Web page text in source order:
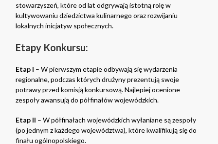
stowarzyszeń, które od lat odgrywają istotną rolę w
kultywowaniu dziedzictwa kulinarnego oraz rozwijaniu
lokalnych inicjatyw społecznych.
Etapy Konkursu:
Etap I – W pierwszym etapie odbywają się wydarzenia
regionalne, podczas których drużyny prezentują swoje
potrawy przed komisją konkursową. Najlepiej ocenione
zespoły awansują do półfinałów wojewódzkich.
Etap II – W półfinałach wojewódzkich wyłaniane są zespoły
(po jednym z każdego województwa), które kwalifikują się do
finału ogólnopolskiego.